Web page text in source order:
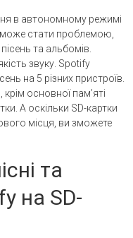
в автономному режимі
стати проблемою,
та альбомів.
звуку. Spotify
на 5 різних пристроїв.
основної пам’яті
А оскільки SD-картки
місця, ви зможете
та
на SD-